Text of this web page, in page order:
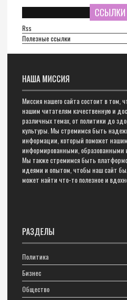
ССЫЛКИ
Rss
Полезные ссылки
НАША МИССИЯ
Миссия нашего сайта состоит в том,
нашим читателям качественную и
различных темах, от политики до
культуры. Мы стремимся быть
информации, который поможет
информированными, образованными
Мы также стремимся быть
идеями и опытом, чтобы наш сайт
может найти что-то полезное и
РАЗДЕЛЫ
Политика
Бизнес
Общество